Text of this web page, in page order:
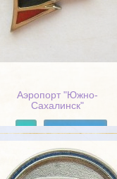
Аэропорт "Южно-
Сахалинск"